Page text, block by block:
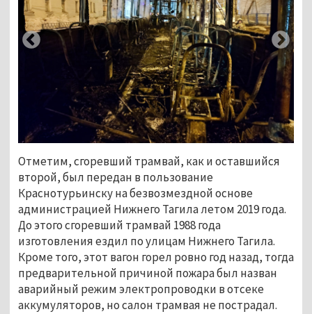
Отметим, сгоревший трамвай, как и оставшийся
второй, был передан в пользование
Краснотурьинску на безвозмездной основе
администрацией Нижнего Тагила летом 2019 года.
До этого сгоревший трамвай 1988 года
изготовления ездил по улицам Нижнего Тагила.
Кроме того, этот вагон горел ровно год назад, тогда
предварительной причиной пожара был назван
аварийный режим электропроводки в отсеке
аккумуляторов, но салон трамвая не пострадал.